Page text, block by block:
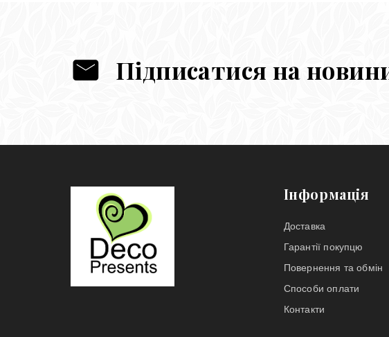
Підписатися на
Інформація
Доставка
Гарантії покупцю
Повернення та обмін
Способи оплати
Контакти